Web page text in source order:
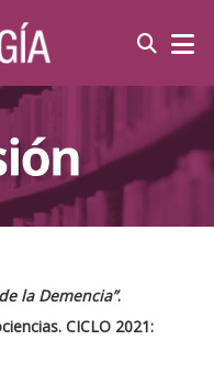
la Demencia”.
CICLO 2021: